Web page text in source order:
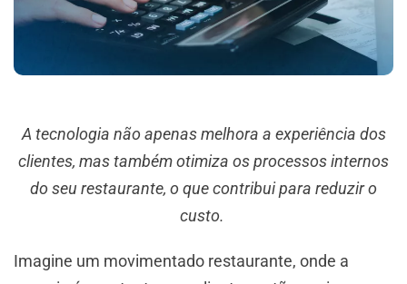
A tecnologia não apenas melhora a experiência dos
clientes, mas também otimiza os processos internos
do seu restaurante, o que contribui para reduzir o
custo.
Imagine um movimentado restaurante, onde a